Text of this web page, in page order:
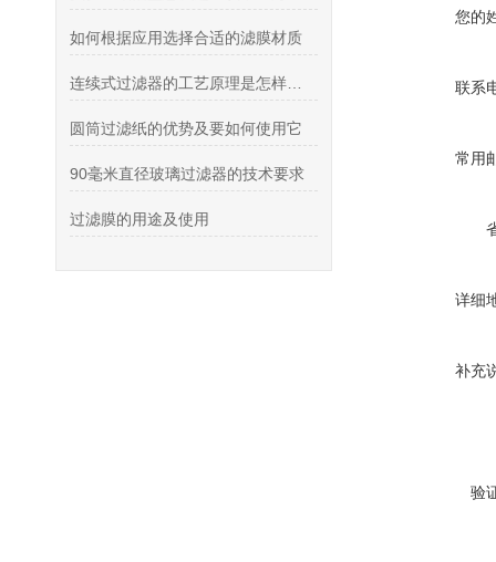
如何根据应用选择合适的滤膜材质
圆筒过滤纸的优势及要如何使用它
90毫米直径玻璃过滤器的技术要求
过滤膜的用途及使用
您的
联系
常用
详细
补充
验